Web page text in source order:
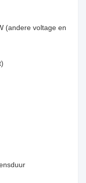
(andere voltage en